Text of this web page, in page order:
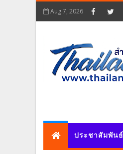
Aug 7, 2026
ประชาสัมพันธ์